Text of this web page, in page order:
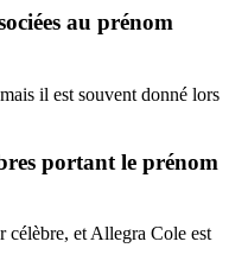
au prénom
il est souvent donné lors
portant le prénom
célèbre, et Allegra Cole est